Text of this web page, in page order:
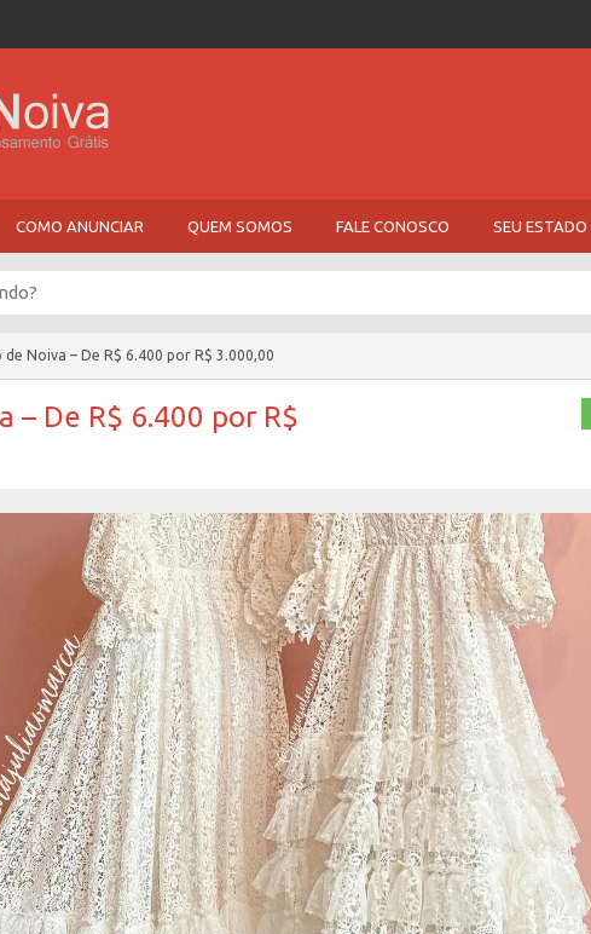
COMO ANUNCIAR QUEM SOMOS FALE CONOSCO SEU ESTADO
de Noiva – De R$ 6.400 por R$ 3.000,00
– De R$ 6.400 por R$